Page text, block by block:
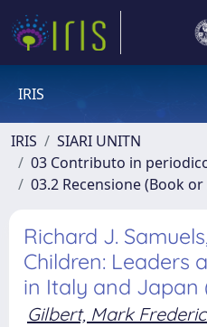
IRIS
IRIS
SIARI UNITN
03 Contributo in
03.2 Recensione (Book
Richard J.
Children: Leaders
in Italy and Japan
Gilbert, Mark